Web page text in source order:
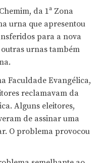
da 1ª Zona
urna que apresentou
para a nova
urnas também
Faculdade Evangélica,
reclamavam da
Alguns eleitores,
de assinar uma
O problema provocou